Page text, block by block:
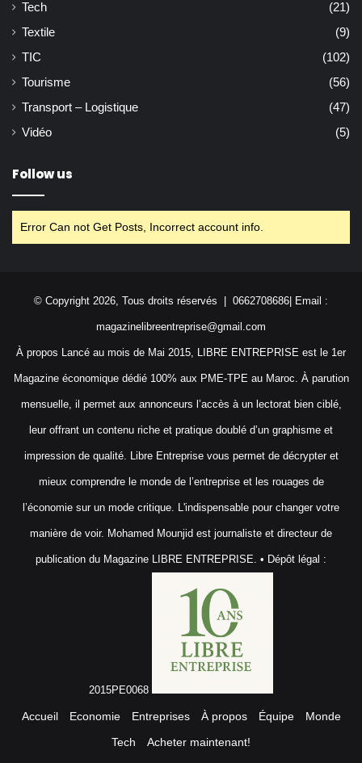
Tech
(21)
Textile
(9)
TIC
(102)
Tourisme
(56)
Transport – Logistique
(47)
Vidéo
(5)
Follow us
Error Can not Get Posts, Incorrect account info.
© Copyright 2026, Tous droits réservés | 0662708686| Email :
magazinelibreentreprise@gmail.com
À propos Lancé au mois de Mai 2015, LIBRE ENTREPRISE est le 1er
Magazine économique dédié 100% aux PME-TPE au Maroc. À parution
mensuelle, il permet aux annonceurs l’accès à un lectorat bien ciblé,
leur offrant un contenu riche et pratique doublé d’un graphisme et
impression de qualité. Libre Entreprise vous permet de décrypter et
mieux comprendre le monde de l’entreprise et les rouages de
l’économie sur un mode critique. L'indispensable pour changer votre
manière de voir. Mohamed Mounjid est journaliste et directeur de
publication du Magazine LIBRE ENTREPRISE. • Dépôt légal :
2015PE0068
Accueil Economie Entreprises À propos Équipe
Monde
Tech
Acheter maintenant!